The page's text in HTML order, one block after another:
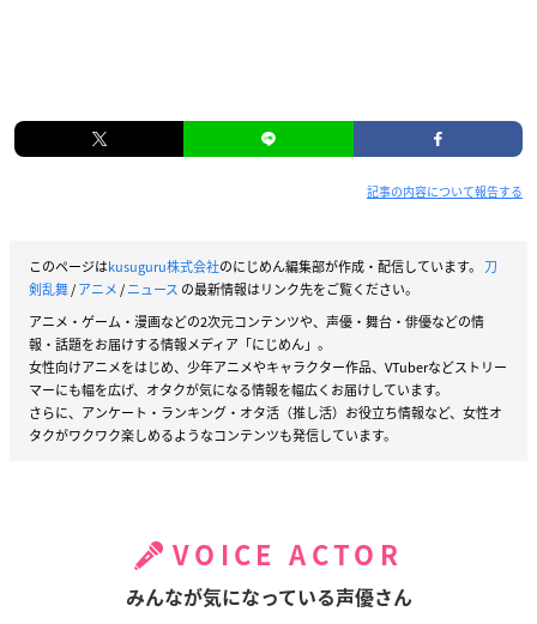
記事の内容について報告する
このページはkusuguru株式会社のにじめん編集部が作成・配信しています。 刀
剣乱舞/アニメ/ニュース の最新情報はリンク先をご覧ください。
アニメ・ゲーム・漫画などの2次元コンテンツや、声優・舞台・俳優などの情
報・話題をお届けする情報メディア「にじめん」。
女性向けアニメをはじめ、少年アニメやキャラクター作品、VTuberなどストリー
マーにも幅を広げ、オタクが気になる情報を幅広くお届けしています。
さらに、アンケート・ランキング・オタ活（推し活）お役立ち情報など、女性オ
タクがワクワク楽しめるようなコンテンツも発信しています。
VOICE ACTOR
みんなが気になっている声優さん